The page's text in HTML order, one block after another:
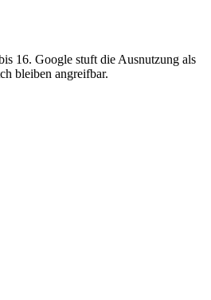
16. Google stuft die Ausnutzung als
bleiben angreifbar.